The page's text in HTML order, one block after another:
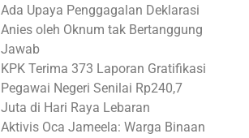
Ada Upaya Penggagalan Deklarasi
Anies oleh Oknum tak Bertanggung
Jawab
KPK Terima 373 Laporan Gratifikasi
Pegawai Negeri Senilai Rp240,7
Juta di Hari Raya Lebaran
Aktivis Oca Jameela: Warga Binaan